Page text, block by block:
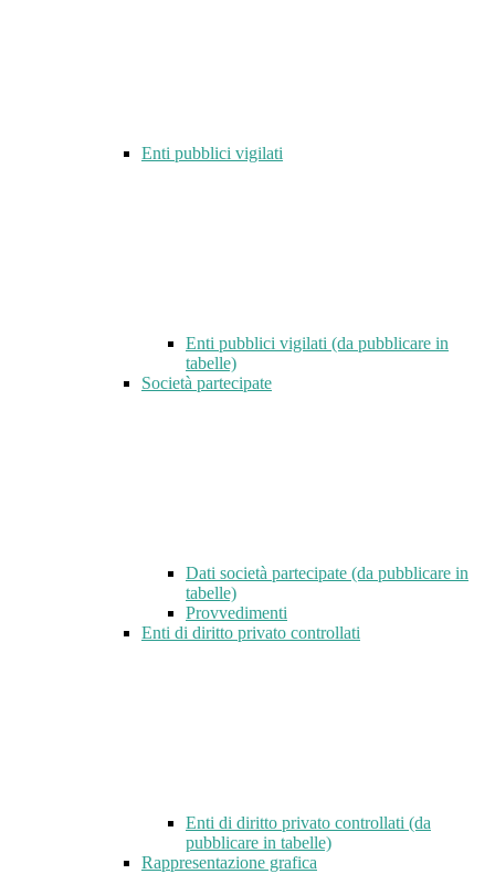
Enti pubblici vigilati
Enti pubblici vigilati (da pubblicare in
tabelle)
Società partecipate
Dati società partecipate (da pubblicare in
tabelle)
Provvedimenti
Enti di diritto privato controllati
Enti di diritto privato controllati (da
pubblicare in tabelle)
Rappresentazione grafica